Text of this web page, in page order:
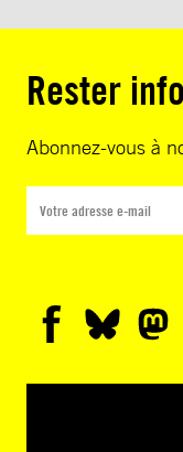
Rester
Abonnez-vous à